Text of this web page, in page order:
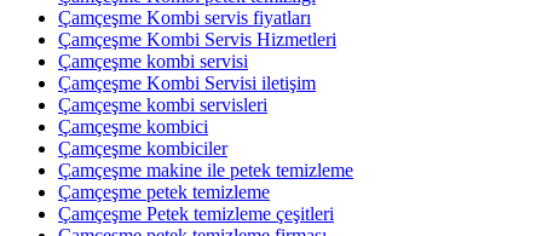
Çamçeşme Kombi servis fiyatları
Çamçeşme Kombi Servis Hizmetleri
Çamçeşme kombi servisi
Çamçeşme Kombi Servisi iletişim
Çamçeşme kombi servisleri
Çamçeşme kombici
Çamçeşme kombiciler
Çamçeşme makine ile petek temizleme
Çamçeşme petek temizleme
Çamçeşme Petek temizleme çeşitleri